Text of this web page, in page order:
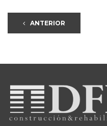
ANTERIOR